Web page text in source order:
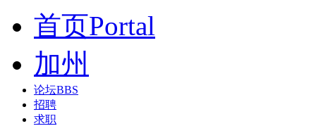
首页Portal
加州
论坛BBS
招聘
求职